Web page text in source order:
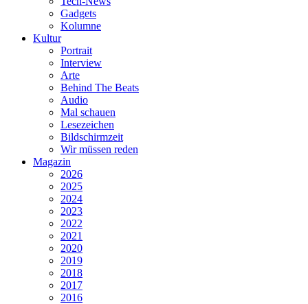
Gadgets
Kolumne
Kultur
Portrait
Interview
Arte
Behind The Beats
Audio
Mal schauen
Lesezeichen
Bildschirmzeit
Wir müssen reden
Magazin
2026
2025
2024
2023
2022
2021
2020
2019
2018
2017
2016